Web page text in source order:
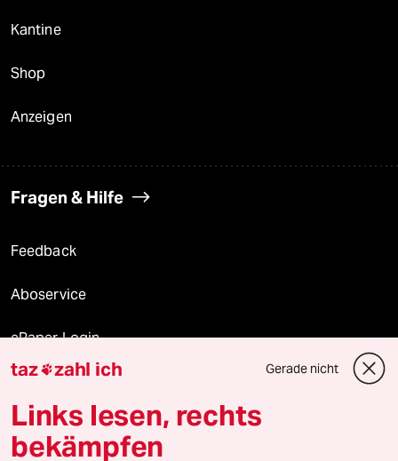
Kantine
Shop
Anzeigen
Fragen & Hilfe
Feedback
Aboservice
ePaper Login
Downloads für Abonnierende
taz zahl ich Gerade nicht
Links lesen, rechts
bekämpfen